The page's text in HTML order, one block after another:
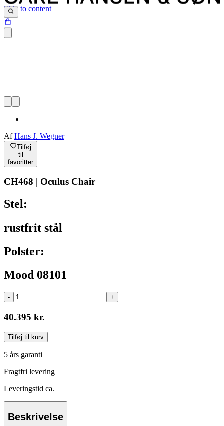
Skip to content
AfHans J. Wegner
Tilføj
til
favoritter
CH468 | Oculus Chair
Stel:
rustfrit stål
Polster:
Mood 08101
- +
40.395 kr.
Tilføj til kurv
5 års garanti
Fragtfri levering
Leveringstid ca.
Beskrivelse